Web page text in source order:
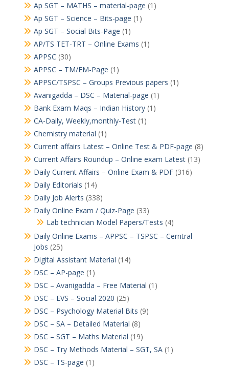
Ap SGT – MATHS – material-page (1)
Ap SGT – Science – Bits-page (1)
Ap SGT – Social Bits-Page (1)
AP/TS TET-TRT – Online Exams (1)
APPSC (30)
APPSC – TM/EM-Page (1)
APPSC/TSPSC – Groups Previous papers (1)
Avanigadda – DSC – Material-page (1)
Bank Exam Maqs – Indian History(1)
CA-Daily, Weekly,monthly-Test(1)
Chemistry material (1)
Current affairs Latest – Online Test & PDF-page (8)
Current Affairs Roundup – Online exam Latest(13)
Daily Current Affairs – Online Exam & PDF(316)
Daily Editorials (14)
Daily Job Alerts (338)
Daily Online Exam / Quiz-Page (33)
Lab technician Model Papers/Tests (4)
Daily Online Exams – APPSC – TSPSC – Cerntral
Jobs (25)
Digital Assistant Material (14)
DSC – AP-page (1)
DSC – Avanigadda – Free Material (1)
DSC – EVS – Social 2020 (25)
DSC – Psychology Material Bits (9)
DSC – SA – Detailed Material (8)
DSC – SGT – Maths Material (19)
DSC – Try Methods Material – SGT, SA(1)
DSC – TS-page (1)